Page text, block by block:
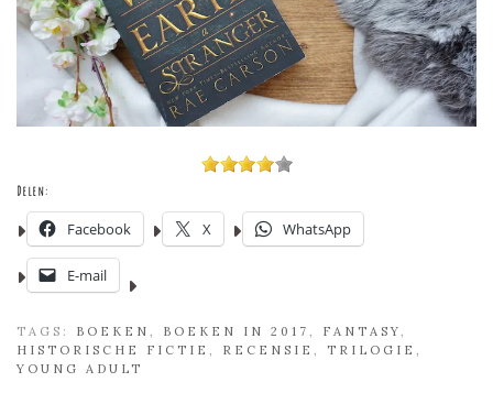
Delen:
Facebook X WhatsApp
E-mail
TAGS: BOEKEN , BOEKEN IN 2017 , FANTASY,
HISTORISCHE FICTIE , RECENSIE , TRILOGIE ,
YOUNG ADULT